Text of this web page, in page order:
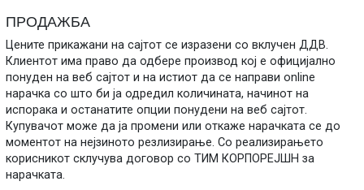
ПРОДАЖБА
Цените прикажани на сајтот се изразени со вклучен ДДВ.
Клиентот има право да одбере производ кој е официјално
понуден на веб сајтот и на истиот да се направи online
нарачка со што би ја одредил количината, начинот на
испорака и останатите опции понудени на веб сајтот.
Купувачот може да ја промени или откаже нарачката се до
моментот на нејзиното резлизирање. Со реализирањето
корисникот склучува договор со ТИМ КОРПОРЕЈШН за
нарачката.